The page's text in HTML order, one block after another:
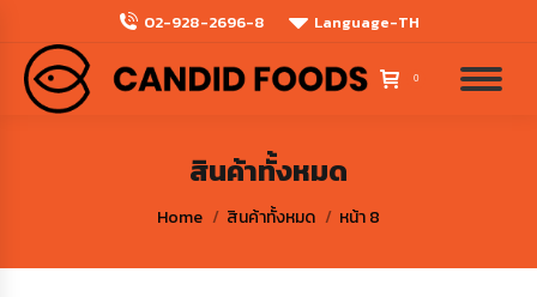
02-928-2696-8 Language-TH
0
สินค้าทั้งหมด
You are here:
Home สินค้าทั้งหมด หน้า 8